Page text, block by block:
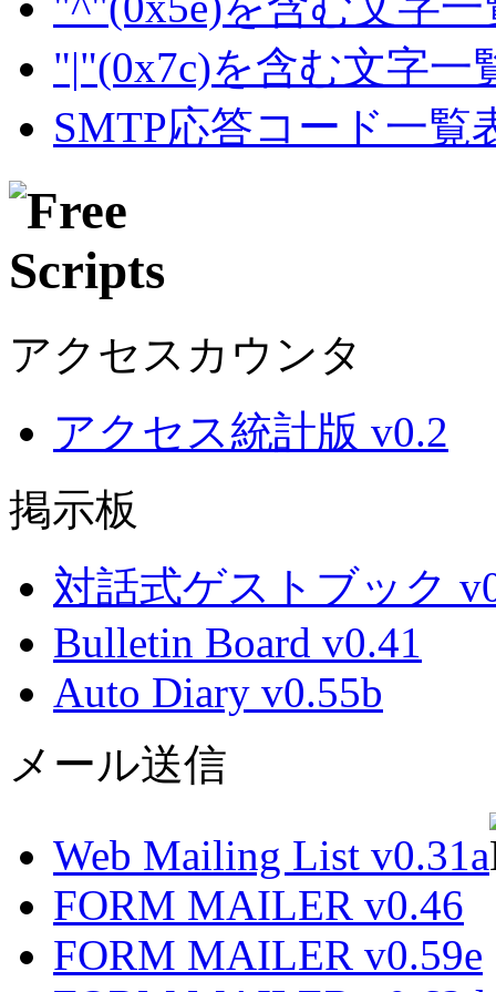
"|"(0x7c)を含む文字一
SMTP応答コード一覧
アクセスカウンタ
アクセス統計版 v0.2
掲示板
対話式ゲストブック
Bulletin Board v0.41
Auto Diary v0.55b
メール送信
Web Mailing List v0.31a
FORM MAILER v0.46
FORM MAILER v0.59e